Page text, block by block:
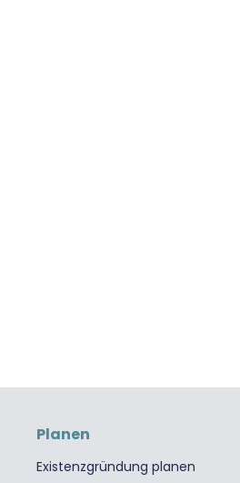
Planen
Existenzgründung planen